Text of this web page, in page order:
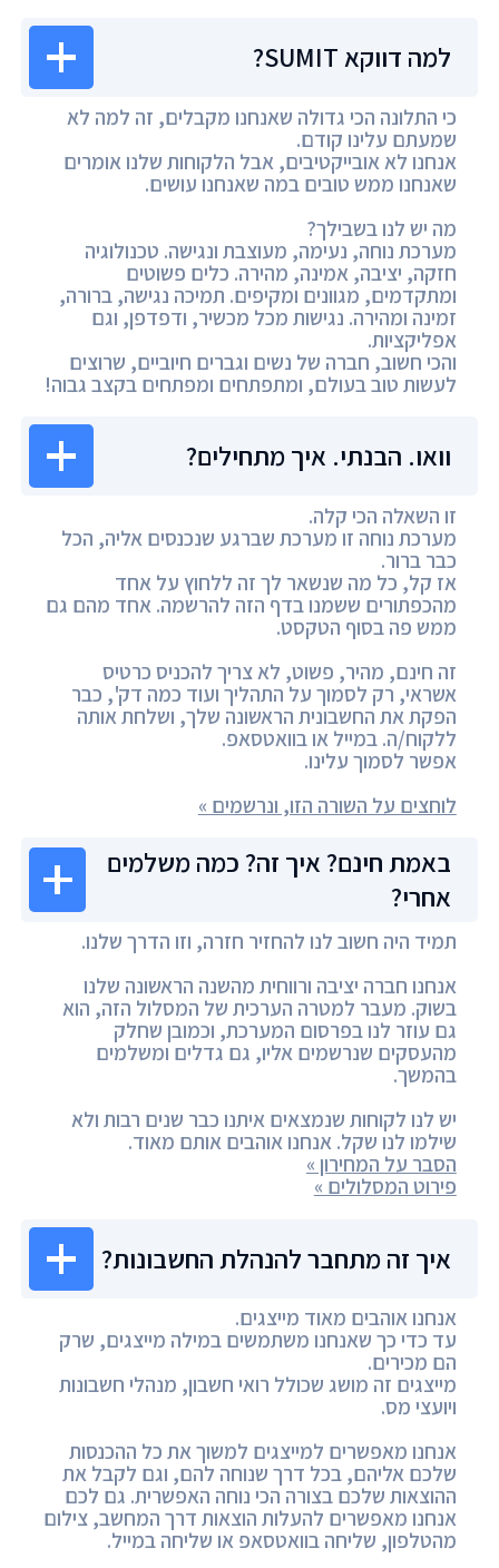
למה דווקא SUMIT?
כי התלונה הכי גדולה שאנחנו מקבלים, זה למה לא
שמעתם עלינו קודם.
אנחנו לא אובייקטיבים, אבל הלקוחות שלנו אומרים
שאנחנו ממש טובים במה שאנחנו עושים.
מה יש לנו בשבילך?
מערכת נוחה, נעימה, מעוצבת ונגישה. טכנולוגיה
חזקה, יציבה, אמינה, מהירה. כלים פשוטים
ומתקדמים, מגוונים ומקיפים. תמיכה נגישה, ברורה,
זמינה ומהירה. נגישות מכל מכשיר, ודפדפן, וגם
אפליקציות.
והכי חשוב, חברה של נשים וגברים חיוביים, שרוצים
לעשות טוב בעולם, ומתפתחים ומפתחים בקצב גבוה!
וואו. הבנתי. איך מתחילים?
זו השאלה הכי קלה.
מערכת נוחה זו מערכת שברגע שנכנסים אליה, הכל
כבר ברור.
אז קל, כל מה שנשאר לך זה ללחוץ על אחד
מהכפתורים ששמנו בדף הזה להרשמה. אחד מהם גם
ממש פה בסוף הטקסט.
זה חינם, מהיר, פשוט, לא צריך להכניס כרטיס
אשראי, רק לסמוך על התהליך ועוד כמה דק', כבר
הפקת את החשבונית הראשונה שלך, ושלחת אותה
ללקוח/ה. במייל או בוואטסאפ.
אפשר לסמוך עלינו.
לוחצים על השורה הזו, ונרשמים »
באמת חינם? איך זה? כמה משלמים
אחרי?
תמיד היה חשוב לנו להחזיר חזרה, וזו הדרך שלנו.
אנחנו חברה יציבה ורווחית מהשנה הראשונה שלנו
בשוק. מעבר למטרה הערכית של המסלול הזה, הוא
גם עוזר לנו בפרסום המערכת, וכמובן שחלק
מהעסקים שנרשמים אליו, גם גדלים ומשלמים
בהמשך.
יש לנו לקוחות שנמצאים איתנו כבר שנים רבות ולא
שילמו לנו שקל. אנחנו אוהבים אותם מאוד.
הסבר על המחירון »
פירוט המסלולים »
איך זה מתחבר להנהלת החשבונות?
אנחנו אוהבים מאוד מייצגים.
עד כדי כך שאנחנו משתמשים במילה מייצגים, שרק
הם מכירים.
מייצגים זה מושג שכולל רואי חשבון, מנהלי חשבונות
ויועצי מס.
אנחנו מאפשרים למייצגים למשוך את כל ההכנסות
שלכם אליהם, בכל דרך שנוחה להם, וגם לקבל את
ההוצאות שלכם בצורה הכי נוחה האפשרית. גם לכם
אנחנו מאפשרים להעלות הוצאות דרך המחשב, צילום
מהטלפון, שליחה בוואטסאפ או שליחה במייל.